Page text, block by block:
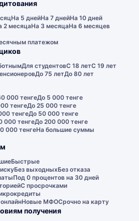
На 5 днейНа 7 днейНа 10 дней
2 месяцаНа 3 месяцаНа 6 месяцев
платежом
Для студентовС 18 летС 19 лет
До 75 летДо 80 лет
000 тенгеДо 5 000 тенге
тенгеДо 25 000 тенге
тенгеДо 50 000 тенге
000 тенгеДо 200 000 тенге
000 тенгеНа большие суммы
Быстрые
Без выходныхБез отказа
Под 0 процентов на 30 дней
С просрочками
Новые МФОСрочно на карту
получения